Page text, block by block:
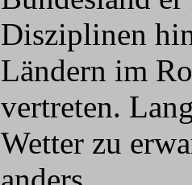
Disziplinen
Ländern im
vertreten.
Wetter zu